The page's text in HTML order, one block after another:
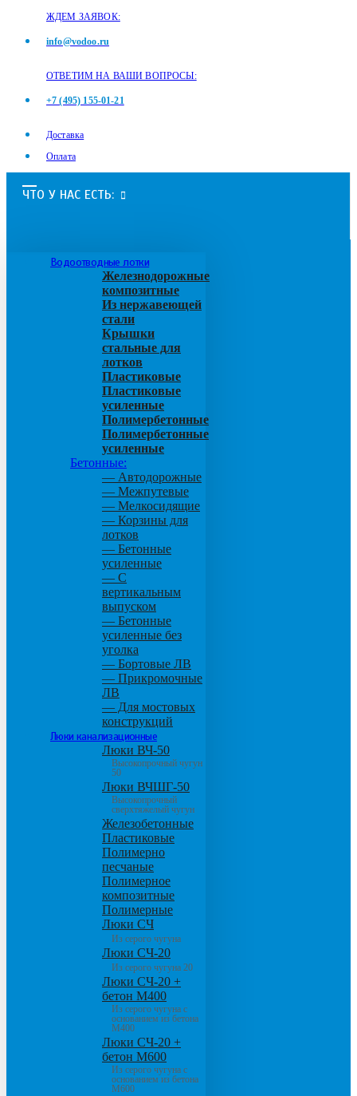
ЖДЕМ ЗАЯВОК:
info@vodoo.ru
ОТВЕТИМ НА ВАШИ ВОПРОСЫ:
+7 (495) 155-01-21
Доставка
Оплата
ЧТО У НАС ЕСТЬ:
Водоотводные лотки
Железнодорожные
композитные
Из нержавеющей
стали
Крышки
стальные для
лотков
Пластиковые
Пластиковые
усиленные
Полимербетонные
Полимербетонные
усиленные
Бетонные:
— Автодорожные
— Межпутевые
— Мелкосидящие
— Корзины для
лотков
— Бетонные
усиленные
— С
вертикальным
выпуском
— Бетонные
усиленные без
уголка
— Бортовые ЛВ
— Прикромочные
ЛВ
— Для мостовых
конструкций
Люки канализационные
Люки ВЧ-50
Высокопрочный чугун
50
Люки ВЧШГ-50
Высокопрочный
сверхтяжелый чугун
Железобетонные
Пластиковые
Полимерно
песчаные
Полимерное
композитные
Полимерные
Люки СЧ
Из серого чугуна
Люки СЧ-20
Из серого чугуна 20
Люки СЧ-20 +
бетон М400
Из серого чугуна с
основанием из бетона
М400
Люки СЧ-20 +
бетон М600
Из серого чугуна с
основанием из бетона
М600